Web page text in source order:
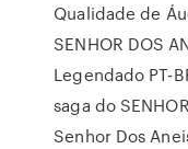
Qualidade de
SENHOR DOS
Legendado PT-
saga do
Senhor Dos